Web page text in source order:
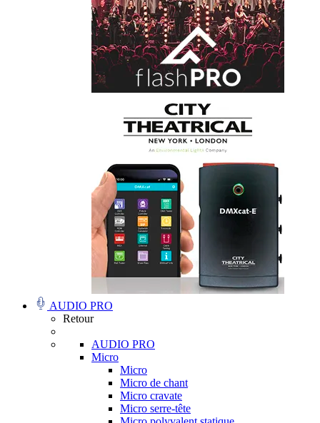
AUDIO PRO
Retour
AUDIO PRO
Micro
Micro
Micro de chant
Micro cravate
Micro serre-tête